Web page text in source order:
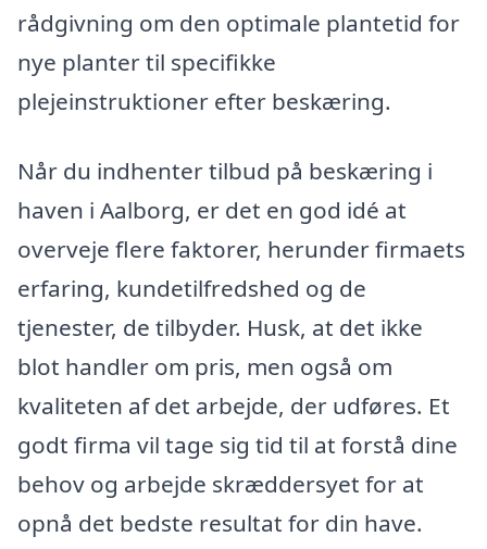
rådgivning om den optimale plantetid for
nye planter til specifikke
plejeinstruktioner efter beskæring.
Når du indhenter tilbud på beskæring i
haven i Aalborg, er det en god idé at
overveje flere faktorer, herunder firmaets
erfaring, kundetilfredshed og de
tjenester, de tilbyder. Husk, at det ikke
blot handler om pris, men også om
kvaliteten af det arbejde, der udføres. Et
godt firma vil tage sig tid til at forstå dine
behov og arbejde skræddersyet for at
opnå det bedste resultat for din have.